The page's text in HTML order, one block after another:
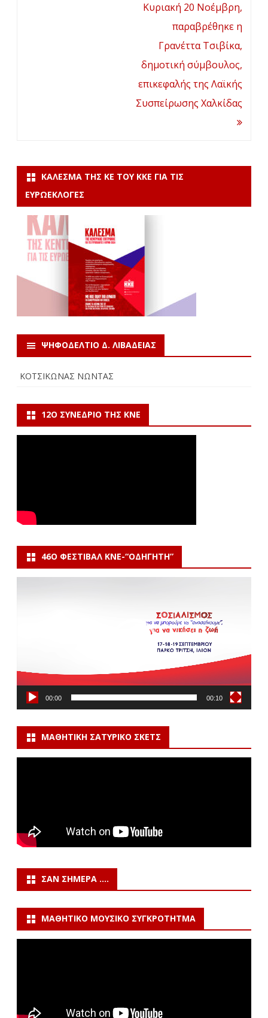
Κυριακή 20 Νοέμβρη,
παραβρέθηκε η
Γρανέττα Τσιβίκα,
δημοτική σύμβουλος,
επικεφαλής της Λαϊκής
Συσπείρωσης Χαλκίδας
ΚΆΛΕΣΜΑ ΤΗΣ ΚΕ ΤΟΥ ΚΚΕ ΓΙΑ ΤΙΣ
ΕΥΡΩΕΚΛΟΓΈΣ
ΨΗΦΟΔΕΛΤΙΟ Δ. ΛΙΒΑΔΕΙΑΣ
ΚΟΤΣΙΚΩΝΑΣ ΝΩΝΤΑΣ
12Ο ΣΥΝΈΔΡΙΟ ΤΗΣ ΚΝΕ
46Ο ΦΕΣΤΙΒΆΛ ΚΝΕ-“ΟΔΗΓΗΤΗ”
Πρόγραμμα
00:00 00:10
ΜΑΘΗΤΙΚΉ ΣΑΤΥΡΙΚΌ ΣΚΕΤΣ
ΣΑΝ ΣΉΜΕΡΑ ….
ΜΑΘΗΤΙΚΌ ΜΟΥΣΙΚΌ ΣΥΓΚΡΌΤΗΤΜΑ